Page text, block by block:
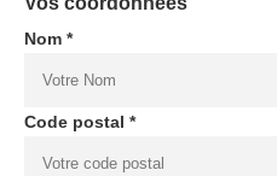
Nom *
Code postal *